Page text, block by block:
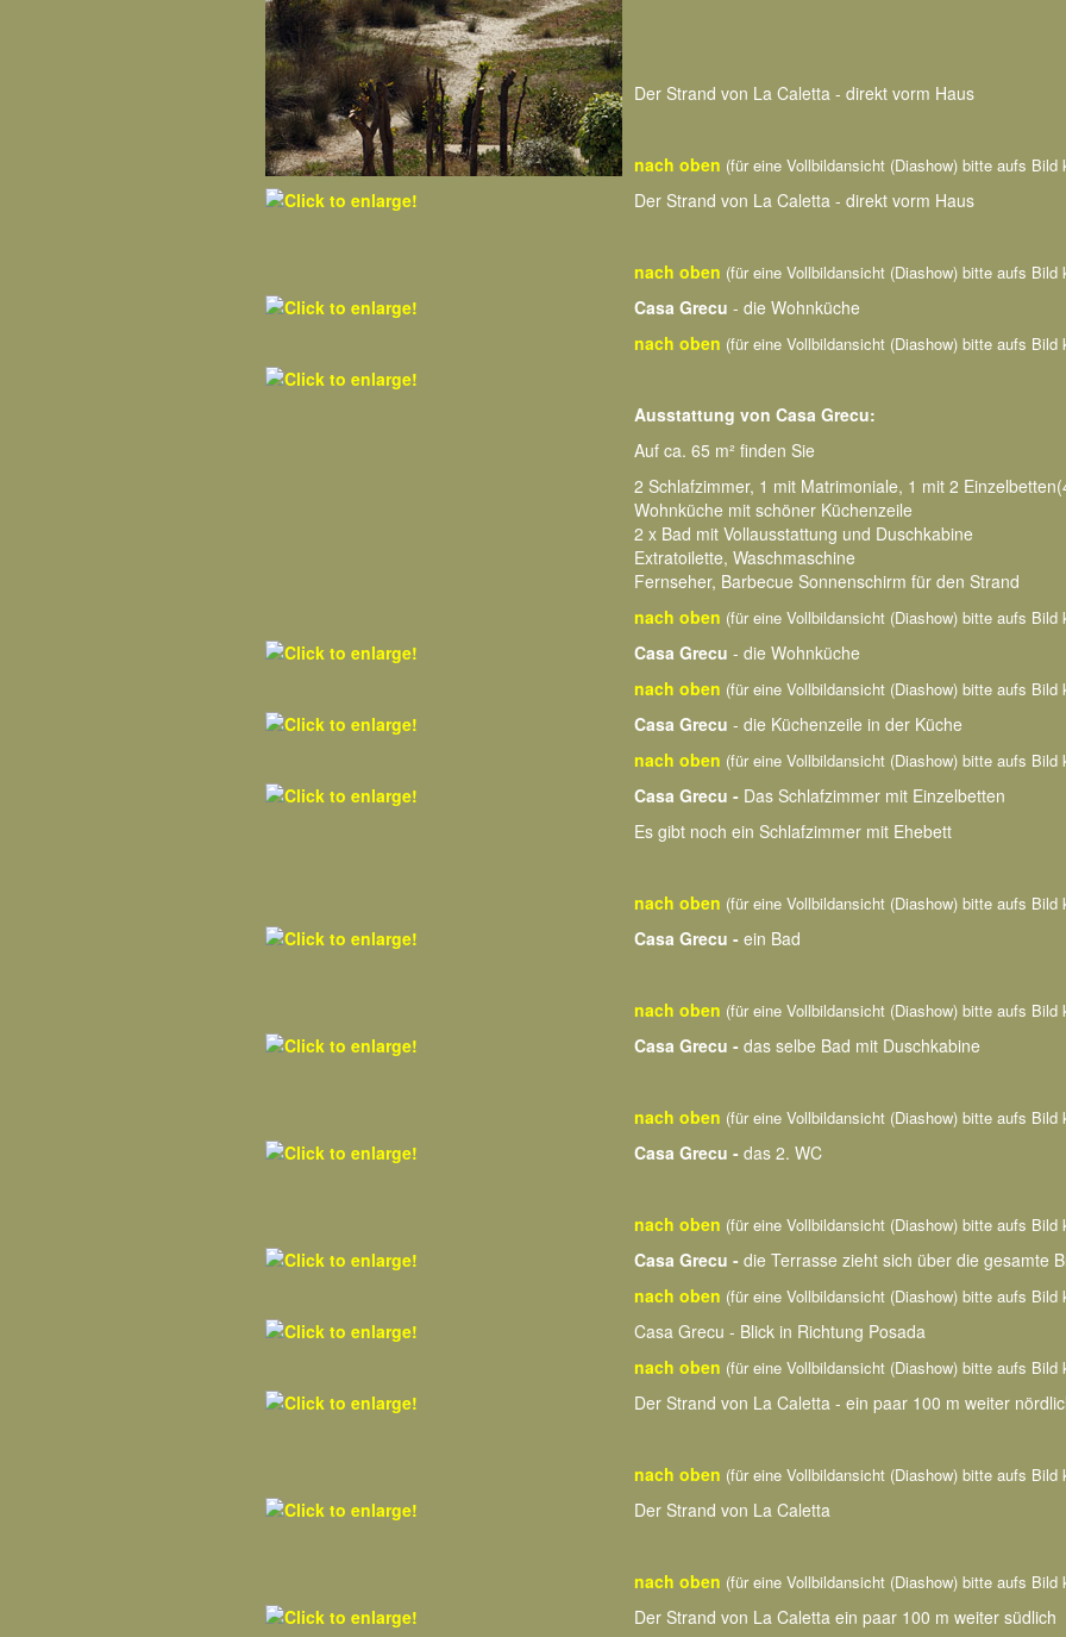
Der Strand von La Caletta - direkt vorm Haus
nach oben (für eine Vollbildansicht (Diashow) bitte aufs Bild
Der Strand von La Caletta - direkt vorm Haus
nach oben (für eine Vollbildansicht (Diashow) bitte aufs Bild
Casa Grecu - die Wohnküche
nach oben (für eine Vollbildansicht (Diashow) bitte aufs Bild
Ausstattung von Casa Grecu:
Auf ca. 65 m² finden Sie
2 Schlafzimmer, 1 mit Matrimoniale, 1 mit 2
Wohnküche mit schöner Küchenzeile
2 x Bad mit Vollausstattung und Duschkabine
Extratoilette, Waschmaschine
Fernseher, Barbecue Sonnenschirm für den Strand
nach oben (für eine Vollbildansicht (Diashow) bitte aufs Bild
Casa Grecu - die Wohnküche
nach oben (für eine Vollbildansicht (Diashow) bitte aufs Bild
Casa Grecu - die Küchenzeile in der Küche
nach oben (für eine Vollbildansicht (Diashow) bitte aufs Bild
Casa Grecu - Das Schlafzimmer mit Einzelbetten
Es gibt noch ein Schlafzimmer mit Ehebett
nach oben (für eine Vollbildansicht (Diashow) bitte aufs Bild
Casa Grecu - ein Bad
nach oben (für eine Vollbildansicht (Diashow) bitte aufs Bild
Casa Grecu - das selbe Bad mit Duschkabine
nach oben (für eine Vollbildansicht (Diashow) bitte aufs Bild
Casa Grecu - das 2. WC
nach oben (für eine Vollbildansicht (Diashow) bitte aufs Bild
Casa Grecu - die Terrasse zieht sich über die gesamte
nach oben (für eine Vollbildansicht (Diashow) bitte aufs Bild
Casa Grecu - Blick in Richtung Posada
nach oben (für eine Vollbildansicht (Diashow) bitte aufs Bild
Der Strand von La Caletta - ein paar 100 m weiter
nach oben (für eine Vollbildansicht (Diashow) bitte aufs Bild
Der Strand von La Caletta
nach oben (für eine Vollbildansicht (Diashow) bitte aufs Bild
Der Strand von La Caletta ein paar 100 m weiter südlich